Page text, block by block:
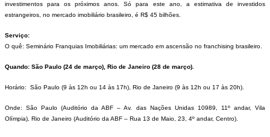
investimentos para os próximos anos. Só para este ano, a estimativa de investidos
estrangeiros, no mercado imobiliário brasileiro, é R$ 45 bilhões.
Serviço:
O quê: Seminário Franquias Imobiliárias: um mercado em ascensão no franchising brasileiro.
Quando: São Paulo (24 de março), Rio de Janeiro (28 de março).
Horário: São Paulo (9 às 12h ou 14 às 17h), Rio de Janeiro (9 às 12h ou 17 às 20h).
Onde: São Paulo (Auditório da ABF – Av. das Nações Unidas 10989, 11º andar, Vila
Olímpia), Rio de Janeiro (Auditório da ABF – Rua 13 de Maio, 23, 4º andar, Centro).